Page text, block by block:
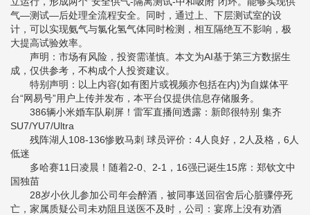
气—测试—后处理全流程安全。同时，通过上、下层测试室的设
计，可以实现氨气与氯化氢气体同时检测，相互隔绝互不影响，极
大提高试验效率。
声明：市场有风险，投资需谨慎。本文为AI基于第三方数据生
成，仅供参考，不构成个人投资建议。
特别声明：以上内容(如有图片或视频亦包括在内)为自媒体平
台“网易号”用户上传并发布，本平台仅提供信息存储服务。
386辆小米婚车队刷屏！雷军直播间透露：新郎很特别 集齐
SU7/YU7/Ultra
残阵湖人108-136惨败马刺 球员评价：4人良好，2人及格，6人
低迷
多哈赛11日凌晨！随着2-0、2-1，16强已诞生15席：郑钦文中
国独苗
28岁小伙儿参加公司年会醉酒，被同事送回宿舍后心脏骤停死
亡，家属质疑公司未劝阻且送医不及时，公司：宴席上没有劝酒